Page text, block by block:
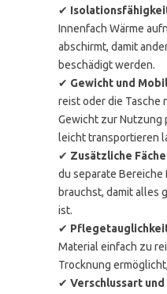
✔
Innenfach Wärme
abschirmt, damit
beschädigt werden.
✔ Gewicht und
reist oder die Tasche
Gewicht zur Nutzung
leicht transportieren
✔ Zusätzliche
du separate
brauchst, damit alles
ist.
✔
Material einfach zu
Trocknung
✔ Verschlussart